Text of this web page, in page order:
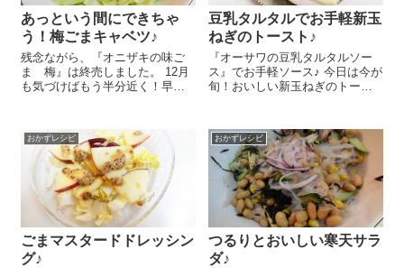
あっという間にできちゃ
う！梅ごまキャベツ♪
残念ながら、『オニザキの味ご
ま 梅』は終売しました。 12月
も気づけばもう半分近く！早い
います。何かと忙しいこの時
期、今日もあまり食事の用意に
時間が取れなかったので簡...
豆乳タルタルでお手軽新玉
ねぎのトースト♪
『オーサワの豆乳タルタルソー
ス』でお手軽ソース♪ 今日は今が
旬！おいしい新玉ねぎのトース
スライスします。トーストに
『オーサワの豆乳タルタルソー
ス』 大さじ...
おかずレシピ
ごまマスタードドレッシン
グ♪
おかずレシピ
つるりとおいしい寒天サラ
ダ♪